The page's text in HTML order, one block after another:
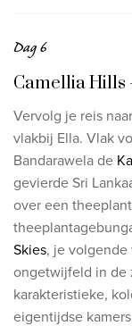
Dag 6
Camellia Hills
Vervolg je reis naar
vlakbij Ella. Vlak
Bandarawela de
gevierde Sri
over een
Skies, je
ongetwijfeld in de
karakteristieke,
eigentijdse